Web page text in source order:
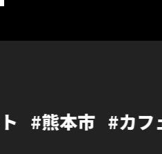
#カフェ #温泉 #